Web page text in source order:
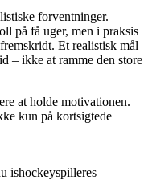
forventninger.
på få uger, men i praksis
Et realistisk mål
– ikke at ramme den store
at holde motivationen.
kun på kortsigtede
ishockeyspilleres